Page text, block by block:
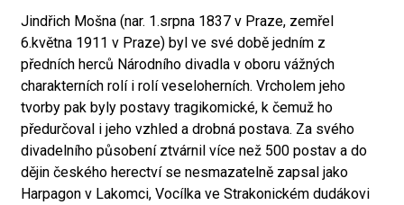
Jindřich Mošna (nar. 1.srpna 1837 v Praze, zemřel
6.května 1911 v Praze) byl ve své době jedním z
předních herců Národního divadla v oboru vážných
charakterních rolí i rolí veseloherních. Vrcholem jeho
tvorby pak byly postavy tragikomické, k čemuž ho
předurčoval i jeho vzhled a drobná postava. Za svého
divadelního působení ztvárnil více než 500 postav a do
dějin českého herectví se nesmazatelně zapsal jako
Harpagon v Lakomci, Vocílka ve Strakonickém dudákovi